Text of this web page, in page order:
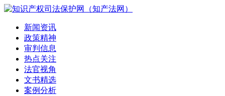
新闻资讯
政策精神
审判信息
热点关注
法官视角
文书精选
案例分析